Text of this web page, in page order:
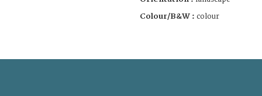
Colour/B&W : colour